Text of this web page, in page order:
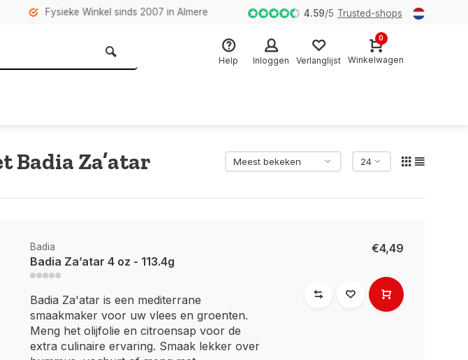
Fysieke Winkel sinds 2007 in Almere 4.59/5 Trusted-shops
Help Inloggen Verlanglijst
0
Winkelwagen
Badia Za’atar
Badia
Badia Za’atar 4 oz - 113.4g
Badia Za'atar is een mediterrane
smaakmaker voor uw vlees en groenten.
Meng het olijfolie en citroensap voor de
extra culinaire ervaring. Smaak lekker over
€4,49